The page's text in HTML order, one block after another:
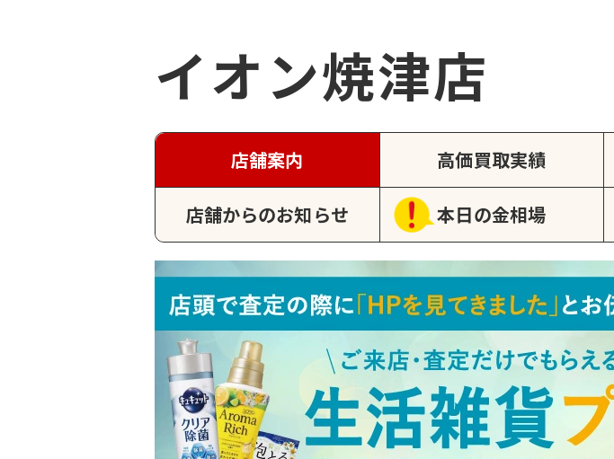
イオン焼津店
店舗案内 高価買取実績
店舗からのお知らせ 本日の金相場